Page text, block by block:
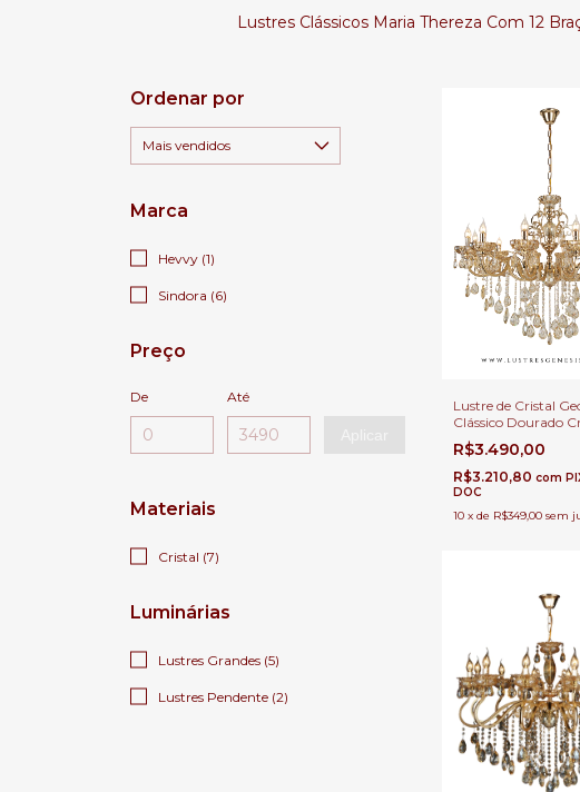
Lustres Clássicos Maria Thereza Com 12
Ordenar por
Marca
Hevvy (1)
Sindora (6)
Preço
De Até
Materiais
Cristal (7)
Luminárias
Lustres Grandes (5)
Lustres Pendente (2)
Lustre de Cristal
Clássico Dourado
Âmbar 12 Braços
com Pé Direito
R$3.490,00
R$3.210,80 com
DOC
10 x de R$349,00 sem